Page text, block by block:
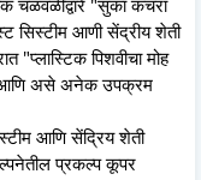
सिस्टीम आणी सेंद्रीय शेती
"प्लास्टिक पिशवीचा मोह
आणि असे अनेक उपक्रम
आणि सेंद्रिय शेती
प्रकल्प कूपर